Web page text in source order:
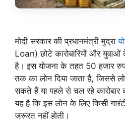
मोदी सरकार की प्रधानमंत्री मुद्रा
Loan) छोटे कारोबारियों और युवाओं
है। इस योजना के तहत 50 हजार
तक का लोन दिया जाता है, जिससे
सकते हैं या पहले से चल रहे
यह है कि इस लोन के लिए किसी
जरूरत नहीं होती।